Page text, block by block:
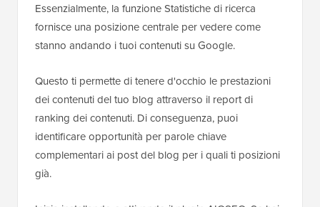
Essenzialmente, la funzione Statistiche di ricerca
fornisce una posizione centrale per vedere come
stanno andando i tuoi contenuti su Google.
Questo ti permette di tenere d'occhio le prestazioni
dei contenuti del tuo blog attraverso il report di
ranking dei contenuti. Di conseguenza, puoi
identificare opportunità per parole chiave
complementari ai post del blog per i quali ti posizioni
già.